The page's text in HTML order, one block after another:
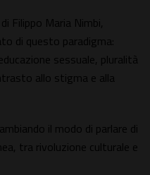
Filippo Maria Nimbi,
di questo paradigma:
sessuale, pluralità
allo stigma e alla
il modo di parlare di
tra rivoluzione culturale e